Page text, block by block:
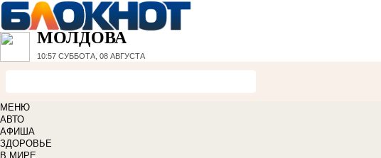
МОЛДОВА
10:57 СУББОТА, 08 АВГУСТА
МЕНЮ
АВТО
АФИША
ЗДОРОВЬЕ
В МИРЕ